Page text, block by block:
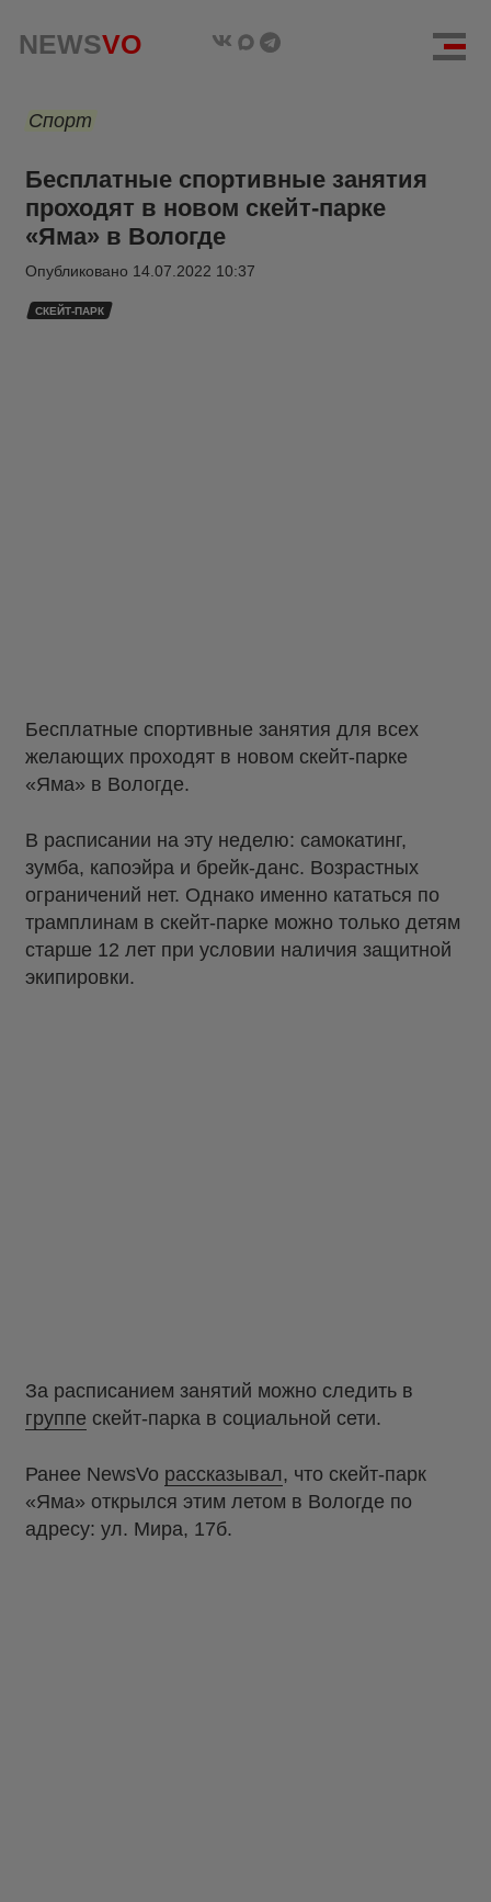
NEWSVO
Спорт
Бесплатные спортивные занятия
проходят в новом скейт-парке
«Яма» в Вологде
Опубликовано 14.07.2022 10:37
СКЕЙТ-ПАРК
Бесплатные спортивные занятия для всех
желающих проходят в новом скейт-парке
«Яма» в Вологде.
В расписании на эту неделю: самокатинг,
зумба, капоэйра и брейк-данс. Возрастных
ограничений нет. Однако именно кататься по
трамплинам в скейт-парке можно только детям
старше 12 лет при условии наличия защитной
экипировки.
За расписанием занятий можно следить в
группе скейт-парка в социальной сети.
Ранее NewsVo рассказывал, что скейт-парк
«Яма» открылся этим летом в Вологде по
адресу: ул. Мира, 17б.